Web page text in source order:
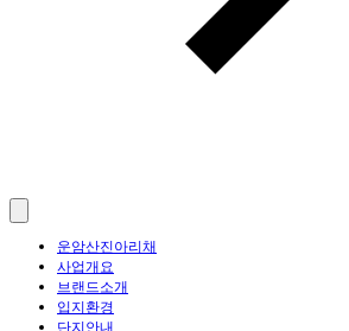
운암산진아리채
사업개요
브랜드소개
입지환경
단지안내